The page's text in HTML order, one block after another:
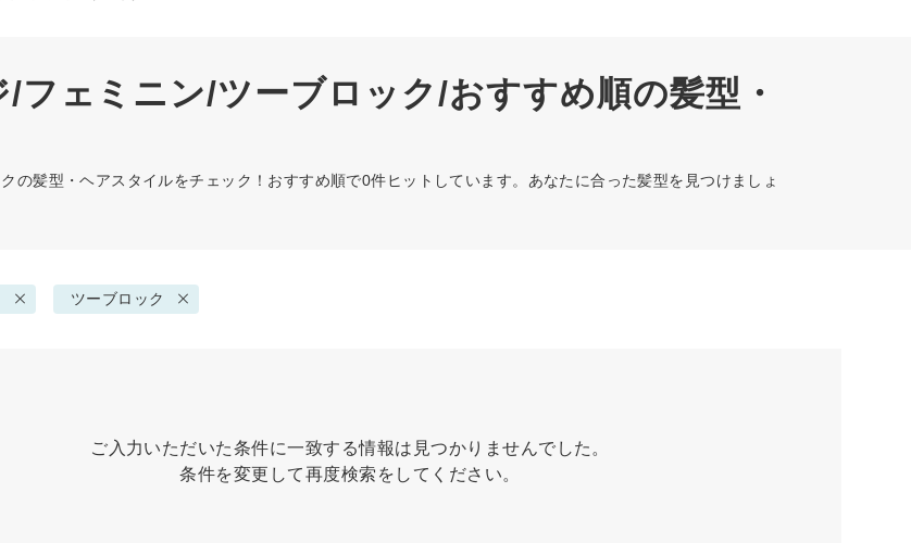
フェミニン/ツーブロック/おすすめ順の髪型・
の髪型・ヘアスタイルをチェック！おすすめ順で0件ヒットしています。あなたに合った髪型を見つけましょ
ツーブロック
ご入力いただいた条件に一致する情報は見つかりませんでした。
条件を変更して再度検索をしてください。